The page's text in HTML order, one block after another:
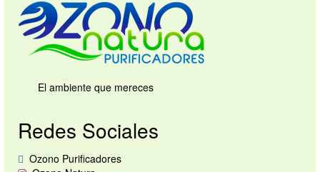
El ambiente que mereces
Redes Sociales
Ozono Purificadores